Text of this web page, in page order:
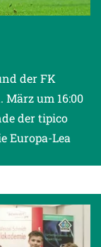
der FK
März um 16:00
der tipico
Europa-Lea